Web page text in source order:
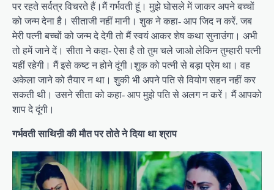
पर रहते सर्वत्र विचरते हैं।मैं गर्भवती हूं। मुझे घोसले में जाकर अपने बच्चों
को जन्म देना है। सीताजी नहीं मानी। शुक ने कहा- आप जिद न करें. जब
मेरी पत्नी बच्चों को जन्म दे देगी तो मैं स्वयं आकर शेष कथा सुनाउंगा। अभी
तो हमें जाने दें। सीता ने कहा- ऐसा है तो तुम चले जाओ लेकिन तुम्हारी पत्नी
यहीं रहेगी। मैं इसे कष्ट न होने दूंगी।शुक को पत्नी से बड़ा प्रेम था। वह
अकेला जाने को तैयार न था। शुकी भी अपने पति से वियोग सहन नहीं कर
सकती थी। उसने सीता को कहा- आप मुझे पति से अलग न करें। मैं आपको
शाप दे दूंगी।
गर्भवती साथिऩी की मौत पर तोते ने दिया था श्राप